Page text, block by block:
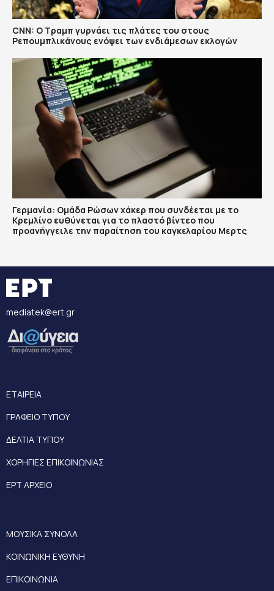
CNN: Ο Τραμπ γυρνάει τις πλάτες του στους
Ρεπουμπλικάνους ενόψει των ενδιάμεσων εκλογών
Γερμανία: Ομάδα Ρώσων χάκερ που συνδέεται με το
Κρεμλίνο ευθύνεται για το πλαστό βίντεο που
προανήγγειλε την παραίτηση του καγκελαρίου Μερτς
mediatek@ert.gr
ΕΤΑΙΡΕΙΑ
ΓΡΑΦΕΙΟ ΤΥΠΟΥ
ΔΕΛΤΙΑ ΤΥΠΟΥ
ΧΟΡΗΓΙΕΣ ΕΠΙΚΟΙΝΩΝΙΑΣ
ΕΡΤ ΑΡΧΕΙΟ
ΜΟΥΣΙΚΑ ΣΥΝΟΛΑ
ΚΟΙΝΩΝΙΚΗ ΕΥΘΥΝΗ
ΕΠΙΚΟΙΝΩΝΙΑ